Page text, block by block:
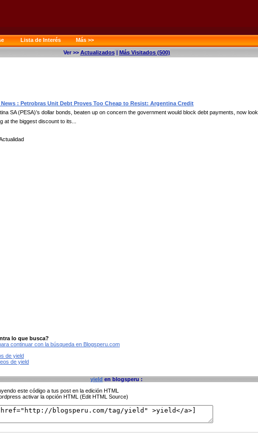
Lista de Interés
Más >>
Ver >> Actualizados| Más Visitados (500)
: Petrobras Unit Debt Proves Too Cheap to Resist: Argentina Credit
SA (PESA)’s dollar bonds, beaten up on concern the government would block debt payments, now look
at the biggest discount to its...
lo que busca?
continuar con la búsqueda en Blogsperu.com
de yield
de yield
yield en blogsperu :
este código a tus post en la edición HTML
activar la opción HTML (Edit HTML Source)